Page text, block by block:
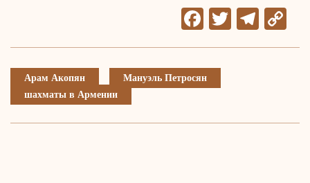
Facebook
Twitter
Арам Акопян
Мануэль Петросян
шахматы в Армении